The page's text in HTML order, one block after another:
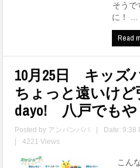
そうで
に！ ...
Read
10月25日 キッズ
ちょっと遠いけ
dayo! 八戸でもや
Posted by アンパンパパ Date: 9:38
4221 Views
こん